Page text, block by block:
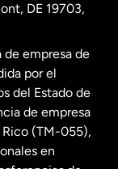
DE 19703,
empresa de
por el
del Estado de
de empresa
(TM-055),
en